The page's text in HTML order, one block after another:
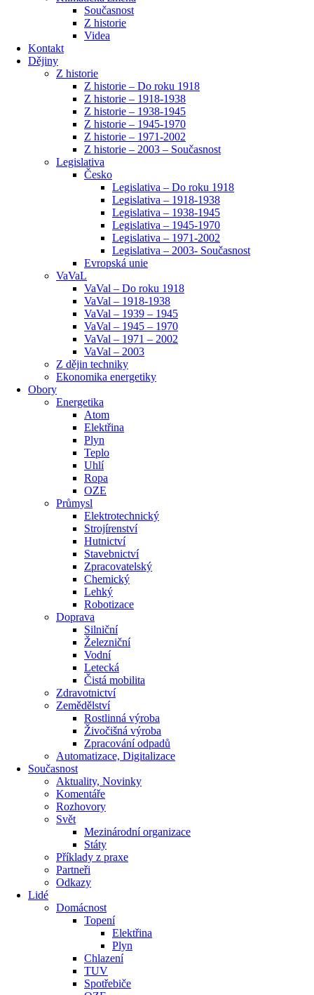
Současnost
Z historie
Videa
Kontakt
Dějiny
Z historie
Z historie – Do roku 1918
Z historie – 1918-1938
Z historie – 1938-1945
Z historie – 1945-1970
Z historie – 1971-2002
Z historie – 2003 – Současnost
Legislativa
Česko
Legislativa – Do roku 1918
Legislativa – 1918-1938
Legislativa – 1938-1945
Legislativa – 1945-1970
Legislativa – 1971-2002
Legislativa – 2003- Současnost
Evropská unie
VaVaL
VaVal – Do roku 1918
VaVal – 1918-1938
VaVal – 1939 – 1945
VaVal – 1945 – 1970
VaVal – 1971 – 2002
VaVal – 2003
Z dějin techniky
Ekonomika energetiky
Obory
Energetika
Atom
Elektřina
Plyn
Teplo
Uhlí
Ropa
OZE
Průmysl
Elektrotechnický
Strojírenství
Hutnictví
Stavebnictví
Zpracovatelský
Chemický
Lehký
Robotizace
Doprava
Silniční
Železniční
Vodní
Letecká
Čistá mobilita
Zdravotnictví
Zemědělství
Rostlinná výroba
Živočišná výroba
Zpracování odpadů
Automatizace, Digitalizace
Současnost
Aktuality, Novinky
Komentáře
Rozhovory
Svět
Mezinárodní organizace
Státy
Příklady z praxe
Partneři
Odkazy
Lidé
Domácnost
Topení
Elektřina
Plyn
Chlazení
TUV
Spotřebiče